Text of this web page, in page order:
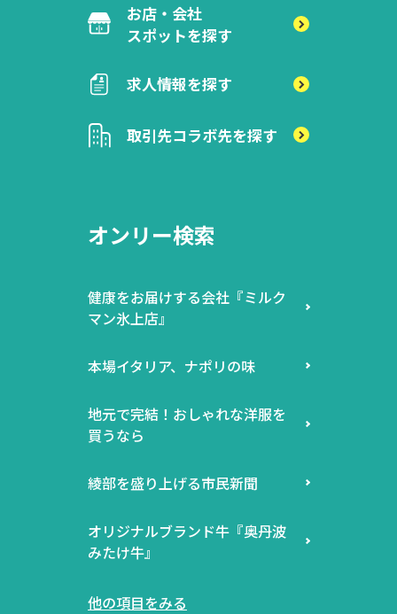
お店・会社
スポットを探す
求人情報を探す
取引先コラボ先を探す
オンリー検索
健康をお届けする会社『ミルク
マン氷上店』
本場イタリア、ナポリの味
地元で完結！おしゃれな洋服を
買うなら
綾部を盛り上げる市民新聞
オリジナルブランド牛『奥丹波
みたけ牛』
他の項目をみる